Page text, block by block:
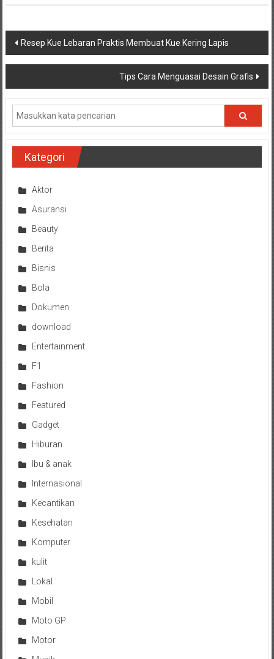
Navigasi
pos
Resep Kue Lebaran Praktis Membuat Kue Kering Lapis
Tips Cara Menguasai Desain Grafis
Kategori
Aktor
Asuransi
Beauty
Berita
Bisnis
Bola
Dokumen
download
Entertainment
F1
Fashion
Featured
Gadget
Hiburan
Ibu & anak
Internasional
Kecantikan
Kesehatan
Komputer
kulit
Lokal
Mobil
Moto GP
Motor